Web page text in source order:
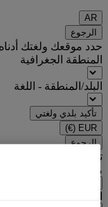
AR
الرجوع
حدد موقعك ولغتك أدناه
المنطقة الجغرافية
البلد/المنطقة - اللغة
تأكيد بلدي ولغتي
EUR
(€)
الرجوع
تحديد عُملتك أدناه
منطقة جغرافية